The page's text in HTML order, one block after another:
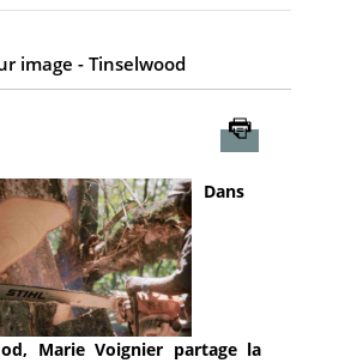
image - Tinselwood
Dans
Marie Voignier partage la